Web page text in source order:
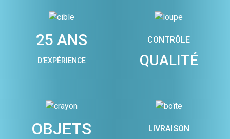
25 ANS
D'EXPÉRIENCE
CONTRÔLE
QUALITÉ
OBJETS LIVRAISON